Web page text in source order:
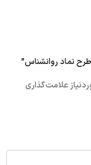
نماد روانشناس”
علامت‌گذاری